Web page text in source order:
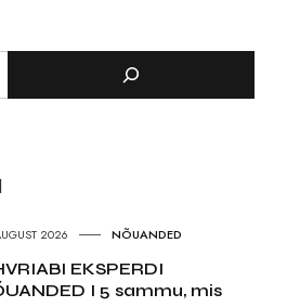
2026 NÕUANDED
EKSPERDI
I 5 sammu, mis